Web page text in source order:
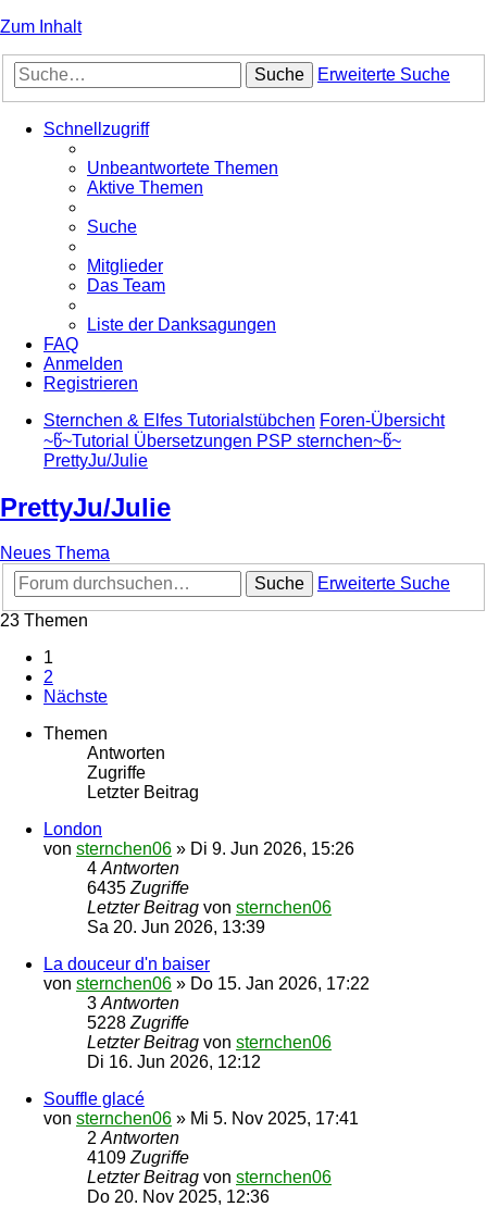
Zum Inhalt
Suche Erweiterte Suche
Schnellzugriff
Unbeantwortete Themen
Aktive Themen
Suche
Mitglieder
Das Team
Liste der Danksagungen
FAQ
Anmelden
Registrieren
Sternchen & Elfes Tutorialstübchen Foren-Übersicht
~წ~Tutorial Übersetzungen PSP sternchen~წ~
PrettyJu/Julie
PrettyJu/Julie
Neues Thema
Suche
Erweiterte Suche
23 Themen
1
2
Nächste
Themen
Antworten
Zugriffe
Letzter Beitrag
London
von sternchen06 » Di 9. Jun 2026, 15:26
4 Antworten
6435 Zugriffe
Letzter Beitrag von sternchen06
Sa 20. Jun 2026, 13:39
La douceur d'n baiser
von sternchen06 » Do 15. Jan 2026, 17:22
3 Antworten
5228 Zugriffe
Letzter Beitrag von sternchen06
Di 16. Jun 2026, 12:12
Souffle glacé
von sternchen06 » Mi 5. Nov 2025, 17:41
2 Antworten
4109 Zugriffe
Letzter Beitrag von sternchen06
Do 20. Nov 2025, 12:36